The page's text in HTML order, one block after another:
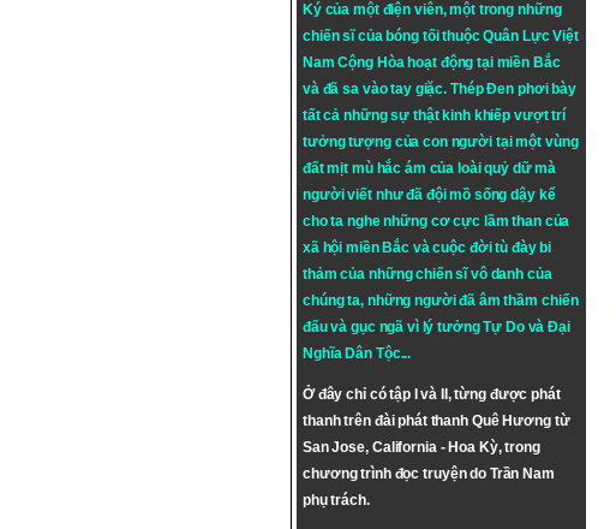
Ký của một điện viên, một trong những
chiến sĩ của bóng tối thuộc Quân Lực Việt
Nam Cộng Hòa hoạt động tại miền Bắc
và đã sa vào tay giặc. Thép Đen phơi bày
tất cả những sự thật kinh khiếp vượt trí
tưởng tượng của con người tại một vùng
đất mịt mù hắc ám của loài quỷ dữ mà
người viết như đã đội mồ sống dậy kể
cho ta nghe những cơ cực lầm than của
xã hội miền Bắc và cuộc đời tù đày bi
thảm của những chiến sĩ vô danh của
chúng ta, những người đã âm thầm chiến
đấu và gục ngã vì lý tưởngTự DovàĐại
Nghĩa Dân Tộc...
Ở đây chỉ có tập I và II, từng được phát
thanh trên đài phát thanh Quê Hương từ
San Jose, California - Hoa Kỳ, trong
chương trình đọc truyện do Trần Nam
phụ trách.